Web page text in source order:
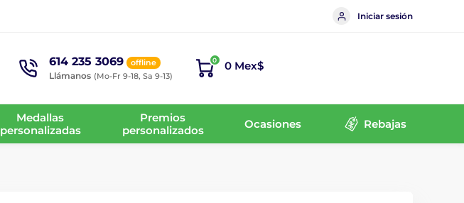
Iniciar sesión
614 235 3069 offline
Llámanos (Mo-Fr 9-18, Sa 9-13)
0 0 Mex$
Medallas
personalizadas
Premios
personalizados
Ocasiones Rebajas